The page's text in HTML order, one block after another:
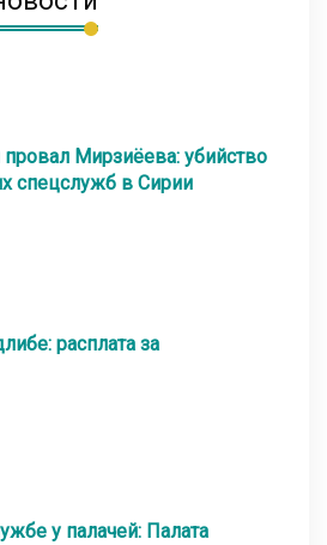
провал Мирзиёева: убийство
спецслужб в Сирии
расплата за
у палачей: Палата